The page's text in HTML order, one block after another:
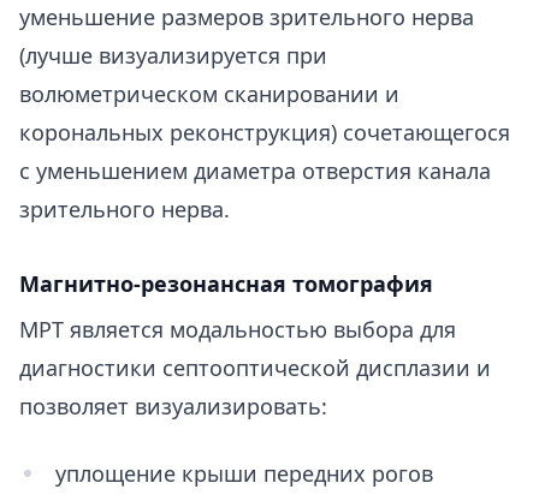
уменьшение размеров зрительного нерва
(лучше визуализируется при
волюметрическом сканировании и
корональных реконструкция) сочетающегося
с уменьшением диаметра отверстия канала
зрительного нерва.
Магнитно-резонансная томография
МРТ является модальностью выбора для
диагностики септооптической дисплазии и
позволяет визуализировать:
уплощение крыши передних рогов